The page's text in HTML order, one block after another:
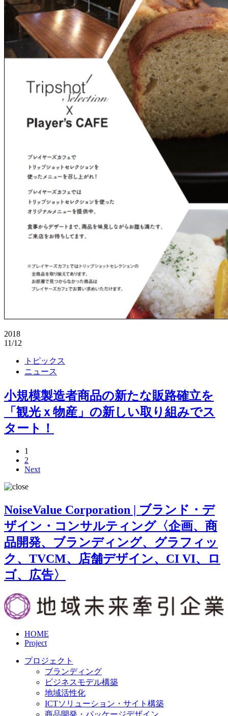
2018
11/12
トピックス
ニュース
小規模製造者商品の新たな販路確立を
「観光ｘ物産」の新しい取り組みでス
タート！
1
2
Next
NoiseValue Corporation | ブランド・デ
ザイン・コンサルティング〈企画、商
品開発、ブランディング、グラフィッ
ク、TVCM、店舗デザイン、CI VI、ロ
ゴ、広告〉
HOME
Project
プロジェクト
ブランディング
ビジネスモデル構築
地域活性化
ICTソリューション・サイト構築